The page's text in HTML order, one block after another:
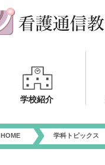
学校紹介
HOME 学科トピックス